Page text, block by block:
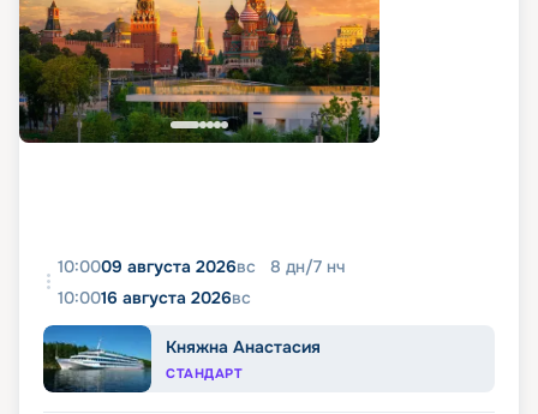
10:0009 августа 2026вс 8 дн/7 нч
10:0016 августа 2026вс
Княжна Анастасия
СТАНДАРТ